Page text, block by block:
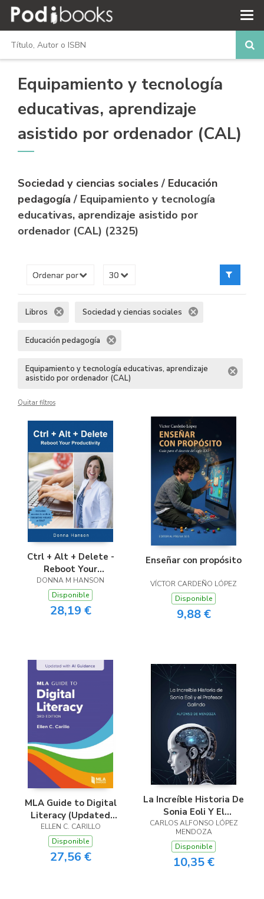
Equipamiento y tecnología
educativas, aprendizaje
asistido por ordenador (CAL)
Sociedad y ciencias sociales/ Educación
pedagogía/ Equipamiento y tecnología
educativas, aprendizaje asistido por
ordenador (CAL) (2325)
Libros Sociedad y ciencias sociales
Educación pedagogía
Equipamiento y tecnología educativas, aprendizaje
asistido por ordenador (CAL)
Quitar filtros
Ctrl + Alt + Delete -
Reboot Your
Productivity
DONNA M HANSON
Disponible
28,19 €
Enseñar con propósito
VÍCTOR CARDEÑO LÓPEZ
Disponible
9,88 €
MLA Guide to Digital
Literacy (Updated
with AI Guidance)
ELLEN C. CARILLO
Disponible
27,56 €
La Increíble Historia De
Sonia Eoli Y El
Profesor Galindo
CARLOS ALFONSO LÓPEZ
MENDOZA
Disponible
10,35 €